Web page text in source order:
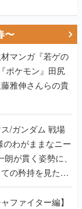
〜
マンガ『若ゲの
ポケモン』田尻
雅伸さんらの貴
ンダム 戦場
わがままなニー
が貫く姿勢に、
の矜持を見た
ファイター編】